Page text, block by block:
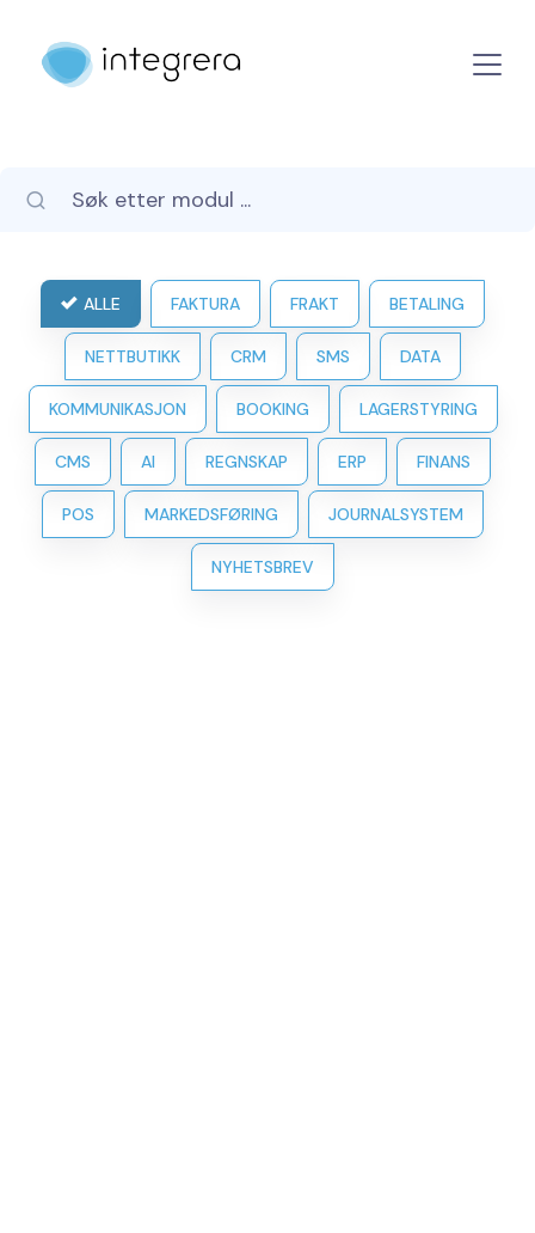
ALLE FAKTURA FRAKT BETALING
NETTBUTIKK CRM SMS DATA
KOMMUNIKASJON BOOKING LAGERSTYRING
CMS AI REGNSKAP ERP FINANS
POS MARKEDSFØRING JOURNALSYSTEM
NYHETSBREV